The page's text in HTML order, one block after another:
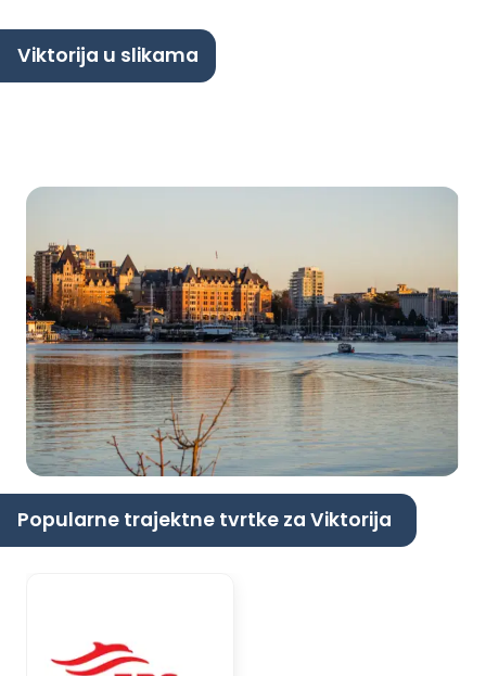
Viktorija u slikama
Popularne trajektne tvrtke za Viktorija